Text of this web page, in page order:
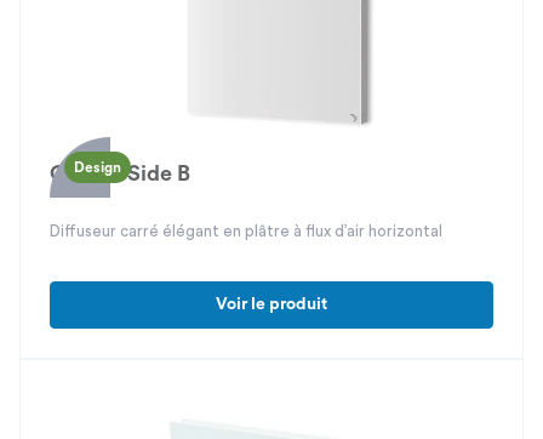
Design
Gipsair Side B
Diffuseur carré élégant en plâtre à flux d’air horizontal
Voir le produit